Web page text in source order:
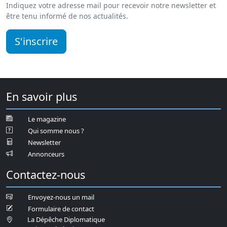
Indiquez votre adresse mail pour recevoir notre newsletter et
être tenu informé de nos actualités.
S'inscrire
En savoir plus
Le magazine
Qui somme nous ?
Newsletter
Annonceurs
Contactez-nous
Envoyez-nous un mail
Formulaire de contact
La Dépêche Diplomatique